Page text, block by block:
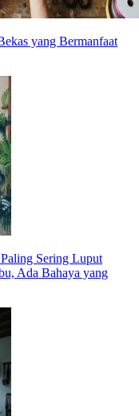
yang Bermanfaat
Sering Luput
Ada Bahaya yang